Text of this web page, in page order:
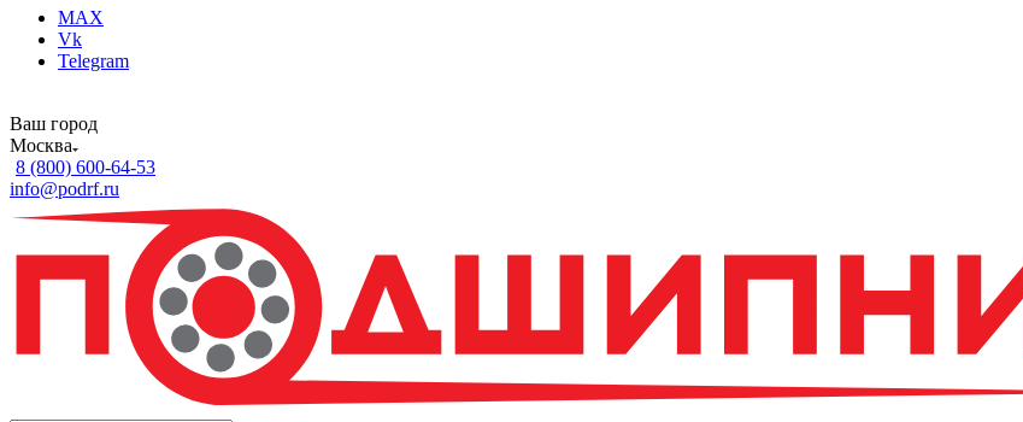
MAX
Vk
Telegram
Ваш город
Москва
8 (800) 600-64-53
info@podrf.ru